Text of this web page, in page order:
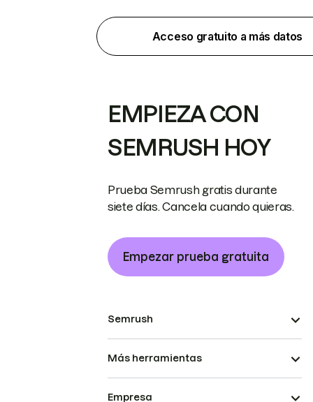
Acceso gratuito a más datos
EMPIEZA CON
SEMRUSH HOY
Prueba Semrush gratis durante
siete días. Cancela cuando quieras.
Empezar prueba gratuita
Semrush
Más herramientas
Empresa